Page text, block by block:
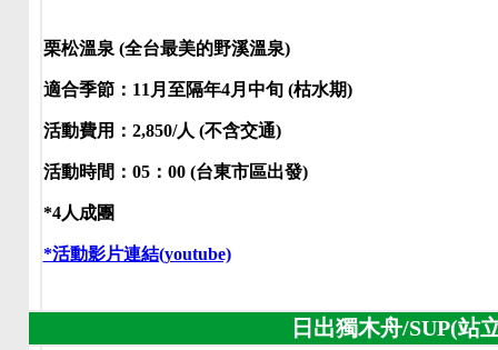
栗松溫泉 (全台最美的野溪溫泉)
適合季節：11月至隔年4月中旬 (枯水期)
活動費用：2,850/人 (不含交通)
活動時間：05：00 (台東市區出發)
*4人成團
*活動影片連結(youtube)
日出獨木舟/SUP(站